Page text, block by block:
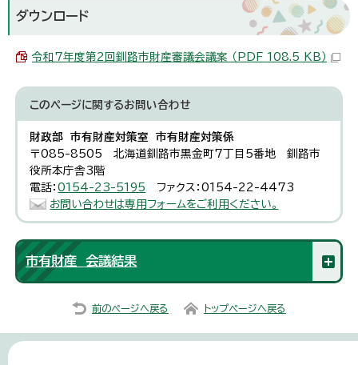
ダウンロード
令和7年度第2回釧路市財産審議会議案 （PDF 108.5 KB）
このページに関するお問い合わせ
財政部 市有財産対策室 市有財産対策係
〒085-8505 北海道釧路市黒金町7丁目5番地 釧路市
役所本庁舎3階
電話：0154-23-5195
ファクス：0154-22-4473
お問い合わせは専用フォームをご利用ください。
市有財産 会議結果
前のページへ戻る トップページへ戻る